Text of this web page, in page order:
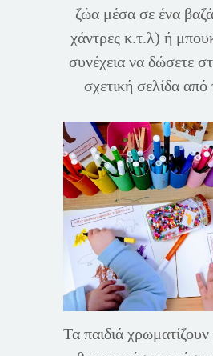
ζώα μέσα σε ένα
χάντρες κ.τ.λ) ή
συνέχεια να δώσετε
σχετική σελίδα από
Τα παιδιά